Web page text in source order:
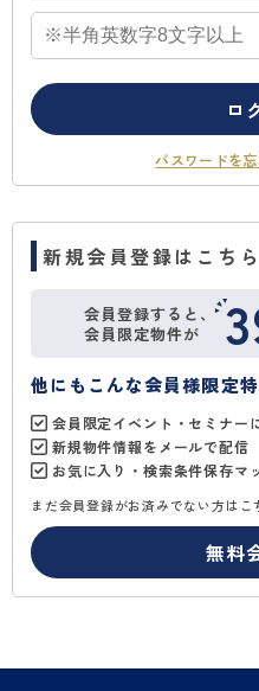
ロ
パスワードを
新規会員登録はこちら
会員登録すると、
会員限定物件が
他にもこんな会員様限定
会員限定イベント・セミナー
新規物件情報をメールで配信
お気に入り・検索条件保存マ
まだ会員登録がお済みでない方はこ
無料